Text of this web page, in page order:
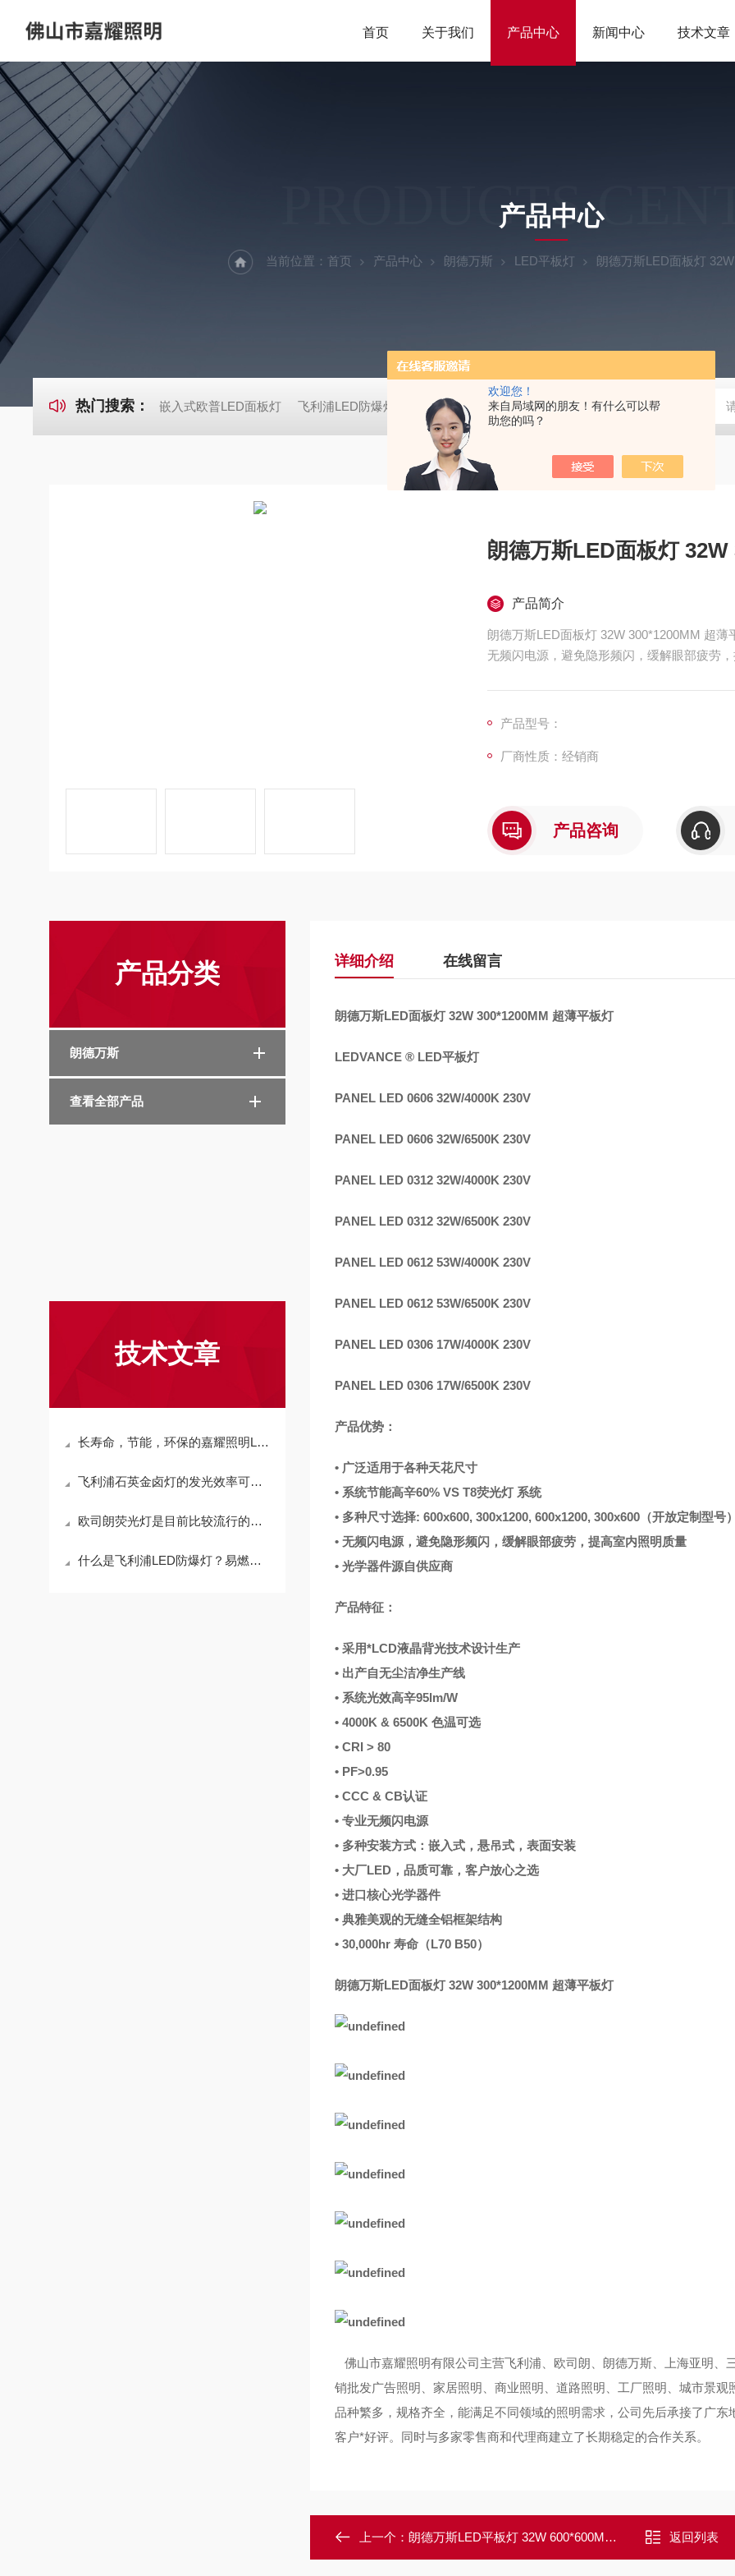
欢迎您！
来自局域网的朋友！有什么可以帮
助您的吗？
首页 关于我们 产品中心 新闻中心 技术文章
PRODUCTS
产品中心
当前位置： 首页 产品中心 朗德万斯 LED平板灯 朗德万斯LED面板灯
热门搜索： 嵌入式欧普LED面板灯 飞利浦LED防爆灯 欧司朗LED天棚灯 飞利浦工矿灯 消防应急雷士双头应
朗德万斯LED面板灯
产品简介
朗德万斯LED面板灯 32W 300*1200MM 超薄
无频闪电源，避免隐形频闪，缓解眼部疲劳
产品型号：
厂商性质：经销商
产品咨询
产品分类
朗德万斯
查看全部产品
技术文章
长寿命，节能，环保的嘉耀照明LED灯具
飞利浦石英金卤灯的发光效率可高达多少
欧司朗荧光灯是目前比较流行的灯饰款式之一
什么是飞利浦LED防爆灯？易燃易爆场所灯具
详细介绍 在线留言
朗德万斯LED面板灯 32W 300*1200MM 超薄平板灯
LEDVANCE ® LED平板灯
PANEL LED 0606 32W/4000K 230V
PANEL LED 0606 32W/6500K 230V
PANEL LED 0312 32W/4000K 230V
PANEL LED 0312 32W/6500K 230V
PANEL LED 0612 53W/4000K 230V
PANEL LED 0612 53W/6500K 230V
PANEL LED 0306 17W/4000K 230V
PANEL LED 0306 17W/6500K 230V
产品优势：
• 广泛适用于各种天花尺寸
• 系统节能高辛60% VS T8荧光灯 系统
• 多种尺寸选择: 600x600, 300x1200, 600x1200, 300x600（开放定制型号
• 无频闪电源，避免隐形频闪，缓解眼部疲劳，提高室内照明质量
• 光学器件源自供应商
产品特征：
• 采用*LCD液晶背光技术设计生产
• 出产自无尘洁净生产线
• 系统光效高辛95lm/W
• 4000K & 6500K 色温可选
• CRI > 80
• PF>0.95
• CCC & CB认证
• 专业无频闪电源
• 多种安装方式：嵌入式，悬吊式，表面安装
• 大厂LED，品质可靠，客户放心之选
• 进口核心光学器件
• 典雅美观的无缝全铝框架结构
• 30,000hr 寿命（L70 B50）
朗德万斯LED面板灯 32W 300*1200MM 超薄平板灯
佛山市嘉耀照明有限公司主营飞利浦、欧司朗、朗德万斯、上海亚明、
销批发广告照明、家居照明、商业照明、道路照明、工厂照明、城市景
品种繁多，规格齐全，能满足不同领域的照明需求，公司先后承接了广
客户*好评。同时与多家零售商和代理商建立了长期稳定的合作关系。
上一个： 朗德万斯LED平板灯 32W 600*600MM 超薄面板灯 返回列表